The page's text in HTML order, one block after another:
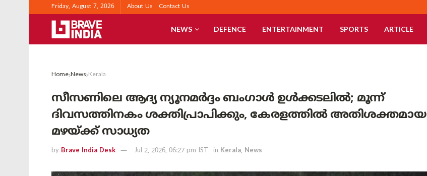
Friday, August 7, 2026 About Us Contact Us
NEWS DEFENCE ENTERTAINMENT SPORTS ARTICLE
Home News Kerala
സീസണിലെ ആദ്യ ന്യൂനമർദ്ദം ബംഗാൾ ഉൾക്കടലിൽ; മൂന്ന്
ദിവസത്തിനകം ശക്തിപ്രാപിക്കും, കേരളത്തിൽ അതിശക്തമായ
മഴയ്ക്ക് സാധ്യത
by Brave India Desk Jul 2, 2026, 06:27 pm IST in Kerala, News